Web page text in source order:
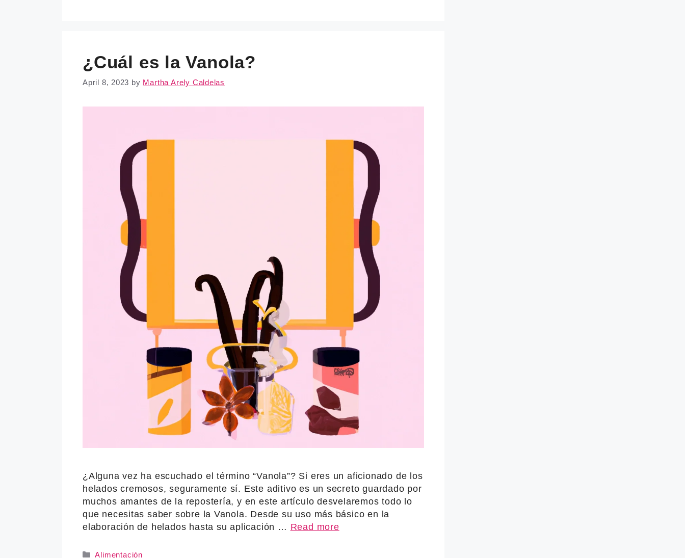
¿Cuál es la Vanola?
April 8, 2023 by Martha Arely Caldelas
¿Alguna vez ha escuchado el término “Vanola”? Si eres un aficionado de los
helados cremosos, seguramente sí. Este aditivo es un secreto guardado por
muchos amantes de la repostería, y en este artículo desvelaremos todo lo
que necesitas saber sobre la Vanola. Desde su uso más básico en la
elaboración de helados hasta su aplicación … Read more
Categories
Alimentación